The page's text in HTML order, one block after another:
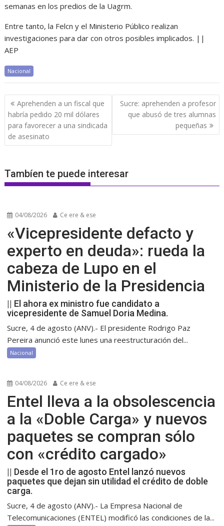
semanas en los predios de la Uagrm.
Entre tanto, la Felcn y el Ministerio Público realizan
investigaciones para dar con otros posibles implicados. ||
AEP
Nacional
Navegación
de
entradas
Aprehenden a un fiscal que
habría pedido 20 mil dólares
para favorecer a una sindicada
de asesinato
Sucre: aprehenden a profesor
que abusó de tres alumnas
pequeñas
Tambíen te puede interesar
04/08/2026 Ce ere & ese
«Vicepresidente defacto y
experto en deuda»: rueda la
cabeza de Lupo en el
Ministerio de la Presidencia
|| El ahora ex ministro fue candidato a
vicepresidente de Samuel Doria Medina.
Sucre, 4 de agosto (ANV).- El presidente Rodrigo Paz
Pereira anunció este lunes una reestructuración del...
Nacional
04/08/2026 Ce ere & ese
Entel lleva a la obsolescencia
a la «Doble Carga» y nuevos
paquetes se compran sólo
con «crédito cargado»
|| Desde el 1ro de agosto Entel lanzó nuevos
paquetes que dejan sin utilidad el crédito de doble
carga.
Sucre, 4 de agosto (ANV).- La Empresa Nacional de
Telecomunicaciones (ENTEL) modificó las condiciones de la...